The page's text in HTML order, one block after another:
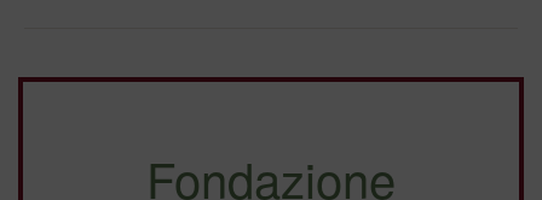
Fondazione